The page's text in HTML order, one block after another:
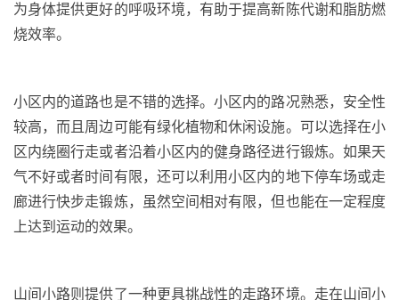
为身体提供更好的呼吸环境，有助于提高新陈代谢和脂肪燃
烧效率。
小区内的道路也是不错的选择。小区内的路况熟悉，安全性
较高，而且周边可能有绿化植物和休闲设施。可以选择在小
区内绕圈行走或者沿着小区内的健身路径进行锻炼。如果天
气不好或者时间有限，还可以利用小区内的地下停车场或走
廊进行快步走锻炼，虽然空间相对有限，但也能在一定程度
上达到运动的效果。
山间小路则提供了一种更具挑战性的走路环境。走在山间小